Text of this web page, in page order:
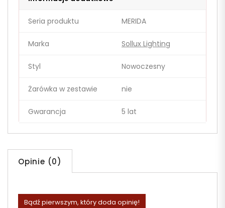
Seria produktu MERIDA
Marka Sollux Lighting
Styl Nowoczesny
Żarówka w zestawie nie
Gwarancja 5 lat
Opinie (0)
Bądź pierwszym, który doda opinię!